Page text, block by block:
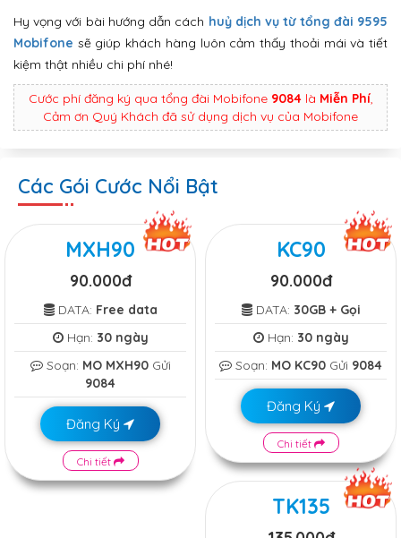
Hy vọng với bài hướng dẫn cách huỷ dịch vụ từ tổng đài 9595
Mobifone sẽ giúp khách hàng luôn cảm thấy thoải mái và tiết
kiệm thật nhiều chi phí nhé!
Cước phí đăng ký qua tổng đài Mobifone 9084là Miễn Phí,
Cảm ơn Quý Khách đã sử dụng dịch vụ của Mobifone
Các Gói Cước Nổi Bật
MXH90
90.000đ
DATA: Free data
Hạn: 30 ngày
Soạn: MO MXH90Gửi
9084
Đăng Ký
Chi tiết
KC90
90.000đ
DATA: 30GB + Gọi
Hạn: 30 ngày
Soạn: MO KC90 Gửi 9084
Đăng Ký
Chi tiết
TK135